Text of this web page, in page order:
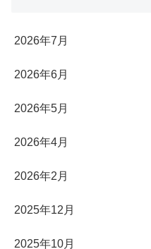
2026年7月
2026年6月
2026年5月
2026年4月
2026年2月
2025年12月
2025年10月